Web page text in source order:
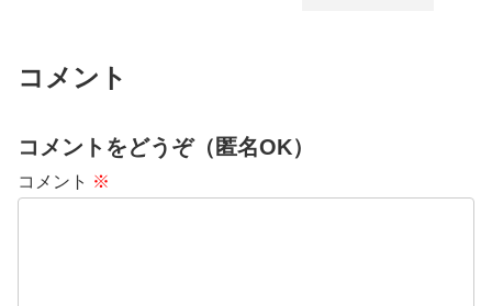
コメント
コメントをどうぞ（匿名OK）
コメント ※